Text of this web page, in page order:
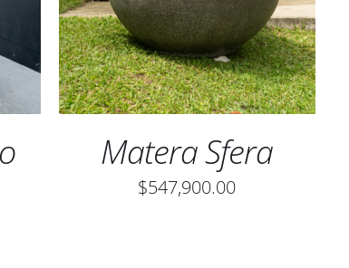
TIENE
MÚLTIPLES
VARIANTES.
LAS
OPCIONES
PUEDEN
Matera Sfera
$547,900.00